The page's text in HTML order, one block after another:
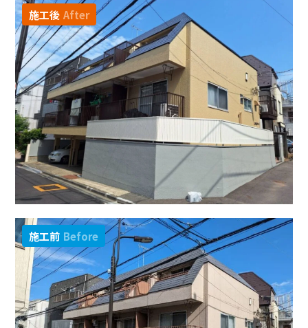
施工後 After
施工前 Before